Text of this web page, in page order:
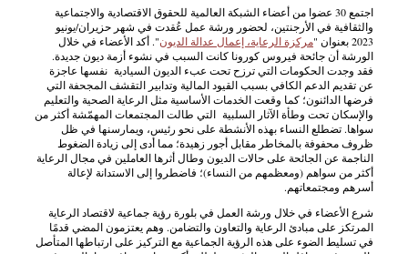
اجتمع 30 عضوا من أعضاء الشبكة العالمية للحقوق الاقتصادية والاجتماعية
والثقافية في الأرجنتين، لحضور ورشة عمل عُقدت في شهر حزيران/يونيو
2023 بعنوان "
مركزة الرعاية، إعمال عدالة الديون". أكد الأعضاء في خلال
الورشة أن جائحة فيروس كورونا كانت السبب في نشوء أزمة ديون جديدة.
فقد وجدت الحكومات التي ترزح تحت عبء الديون السيادية نفسها عاجزة
عن تقديم الدعم الكافي بسبب القيود المالية وتدابير التقشف المجحفة التي
فرضها الدائنون؛ كما وقعت الخدمات الأساسية مثل الرعاية الصحية والتعليم
والإسكان تحت وطأة الآثار السلبية التي طالت المجتمعات المهمّشة أكثر من
سواها. تضطلع النساء بهذه الأنشطة على نحو رئيس، ويمارسنها في ظل
ظروف محفوفة بالمخاطر مقابل أجور زهيدة؛ مما أدى إلى زيادة الضغوط
الناجمة عن الجائحة على حالات الديون وطال أثرها العاملين في مجال الرعاية
أكثر من سواهم (ومعظمهم من النساء)؛ فاضطروا إلى الاستدانة لإعالة
أسرهم ومجتمعاتهم.
شرع الأعضاء في خلال ورشة العمل في بلورة رؤية جماعية لاقتصاد الرعاية
المرتكز على مبادئ الرعاية والتعاون والتضامن. وهم يعتزمون المضي قدمًا
في تسليط الضوء على هذه الرؤية الجماعية مع التركيز على ارتباطها المتأصل